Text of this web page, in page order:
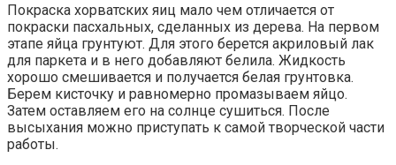
Покраска хорватских яиц мало чем отличается от
покраски пасхальных, сделанных из дерева. На первом
этапе яйца грунтуют. Для этого берется акриловый лак
для паркета и в него добавляют белила. Жидкость
хорошо смешивается и получается белая грунтовка.
Берем кисточку и равномерно промазываем яйцо.
Затем оставляем его на солнце сушиться. После
высыхания можно приступать к самой творческой части
работы.